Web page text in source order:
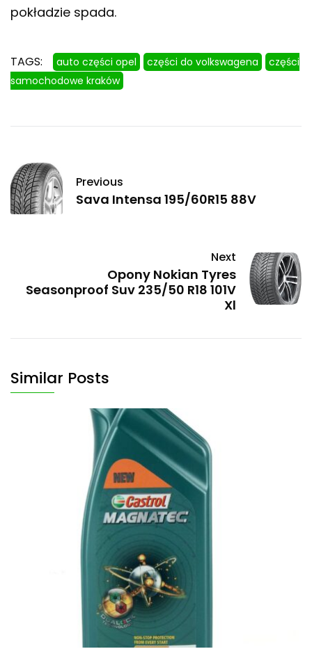
pokładzie spada.
TAGS: auto części opel części do volkswagena
części
samochodowe kraków
Previous
Sava Intensa 195/60R15 88V
Next
Opony Nokian Tyres
Seasonproof Suv 235/50 R18 101V
Xl
Similar Posts